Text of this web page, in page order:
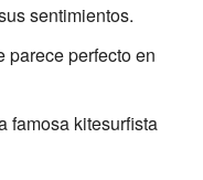
sentimientos.
parece perfecto en
famosa kitesurfista